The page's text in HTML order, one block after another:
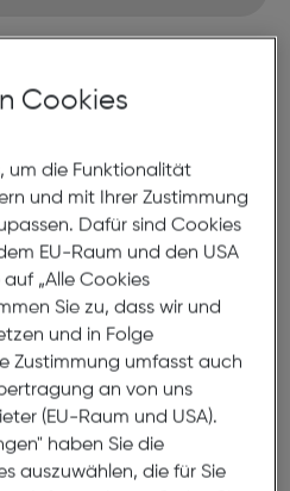
prüfen
Controller 3
und „Sport“ bietet
3 einen manuellen Modus,
Piloten eignet,
zu trainieren und zu
Cookies
um die Funktionalität
und mit Ihrer Zustimmung
Dafür sind Cookies
EU-Raum und den USA
„Alle Cookies
Sie zu, dass wir und
und in Folge
Zustimmung umfasst auch
an von uns
(EU-Raum und USA).
haben Sie die
auszuwählen, die für Sie